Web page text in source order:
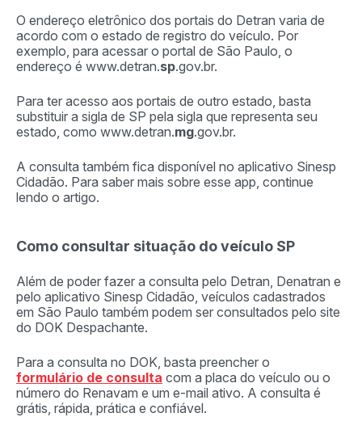
O endereço eletrônico dos portais do Detran varia de
acordo com o estado de registro do veículo. Por
exemplo, para acessar o portal de São Paulo, o
endereço é www.detran.sp.gov.br.
Para ter acesso aos portais de outro estado, basta
substituir a sigla de SP pela sigla que representa seu
estado, como www.detran.mg.gov.br.
A consulta também fica disponível no aplicativo Sinesp
Cidadão. Para saber mais sobre esse app, continue
lendo o artigo.
Como consultar situação do veículo SP
Além de poder fazer a consulta pelo Detran, Denatran e
pelo aplicativo Sinesp Cidadão, veículos cadastrados
em São Paulo também podem ser consultados pelo site
do DOK Despachante.
Para a consulta no DOK, basta preencher o
formulário de consulta com a placa do veículo ou o
número do Renavam e um e-mail ativo. A consulta é
grátis, rápida, prática e confiável.